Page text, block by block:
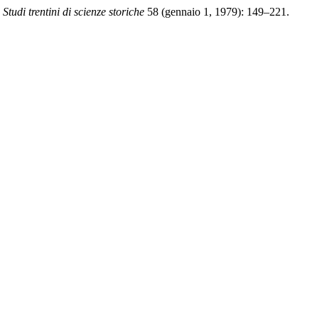
Studi trentini di scienze storiche 58 (gennaio 1, 1979): 149–221.